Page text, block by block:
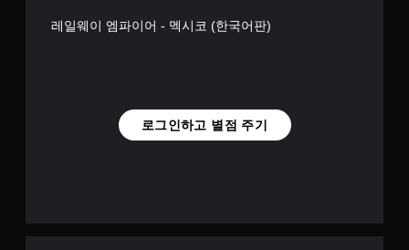
레일웨이 엠파이어 - 멕시코 (한국어판)
로그인하고 별점 주기